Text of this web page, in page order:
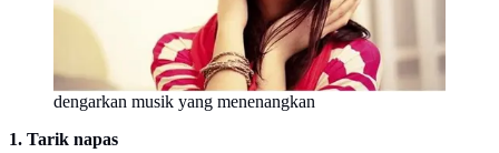
dengarkan musik yang menenangkan
1. Tarik napas